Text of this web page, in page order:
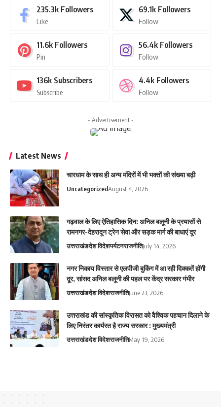
235.3k Followers
Like
69.1k Followers
Follow
11.6k Followers
Pin
56.4k Followers
Follow
136k Subscribers
Subscribe
4.4k Followers
Follow
- Advertisement -
Latest News
चारधाम के साथ ही अन्य मंदिरों में भी भक्तों की संख्या बढ़ी
UncategorizedAugust 4, 2026
गढ़वाल के लिए ऐतिहासिक दिन: अनिल बलूनी के प्रयासों से
रामनगर-देहरादून ट्रेन सेवा और सड़क मार्ग की बाधाएं दूर
उत्तराखंडदेश विदेशपर्यटनराजनीतिJuly 14, 2026
नगर निकाय विस्तार से एलपीजी बुकिंग में आ रही दिक्कतें होंगी
दूर, सांसद अनिल बलूनी की पहल पर केंद्र सरकार गंभीर
उत्तराखंडदेश विदेशराजनीतिJune 23, 2026
उत्तराखंड की सांस्कृतिक विरासत को वैश्विक पहचान दिलाने के
लिए निरंतर कार्यरत है राज्य सरकार : मुख्यमंत्री
उत्तराखंडदेश विदेशराजनीतिMay 19, 2026